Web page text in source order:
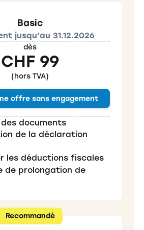
Basic
jusqu'au 31.12.2026
dès
CHF 99
(hors TVA)
offre sans engagement
documents
de la déclaration
les déductions fiscales
de prolongation de
Recommandé